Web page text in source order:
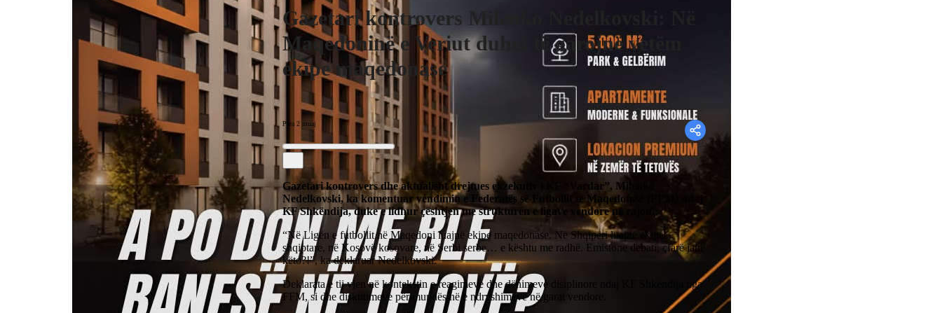
Gazetari kontrovers Milenko Nedelkovski: Në
Maqedoninë e Veriut duhet të garojnë vetëm
ekipe maqedonase
Para 2 muaj
Gazetari kontrovers dhe aktualisht drejtues ekzekutiv i KF “Vardar”, Milenko
Nedelkovski, ka komentuar vendimin e Federatës së Futbollit të Maqedonisë (FFM) ndaj
KF Shkëndija, duke e lidhur çështjen me strukturën e ligave vendore në rajon.
“Në Ligën e futbollit në Maqedoni luajnë ekipe maqedonase. Në Shqipëri luajnë ekipe
shqiptare, në Kosovë kosovare, në Serbi serbe… e kështu me radhë. Emisione debati, çfarë janë
këto?!”, ka deklaruar Nedelkovski.
Deklarata e tij vjen në kontekstin e reagimeve dhe dënimeve disiplinore ndaj KF Shkëndija nga
FFM, si dhe diskutimeve për mundësinë e ndryshimeve në garat vendore.